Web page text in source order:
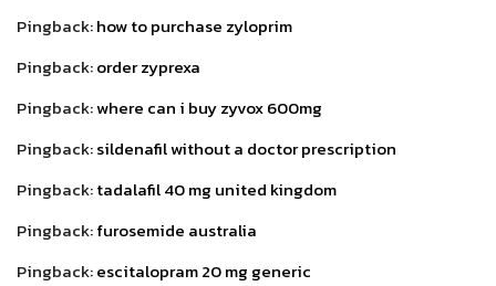
Pingback:how to purchase zyloprim
Pingback:order zyprexa
Pingback:where can i buy zyvox 600mg
Pingback:sildenafil without a doctor prescription
Pingback:tadalafil 40 mg united kingdom
Pingback:furosemide australia
Pingback:escitalopram 20 mg generic